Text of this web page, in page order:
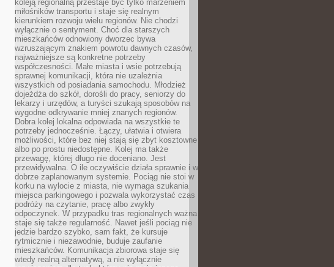
koleją regionalną przestaje być tylko marzeniem
miłośników transportu i staje się realnym
kierunkiem rozwoju wielu regionów. Nie chodzi
wyłącznie o sentyment. Choć dla starszych
mieszkańców odnowiony dworzec bywa
wzruszającym znakiem powrotu dawnych czasów,
najważniejsze są konkretne potrzeby
współczesności. Małe miasta i wsie potrzebują
sprawnej komunikacji, która nie uzależnia
wszystkich od posiadania samochodu. Młodzież
dojeżdża do szkół, dorośli do pracy, seniorzy do
lekarzy i urzędów, a turyści szukają sposobów na
wygodne odkrywanie mniej znanych regionów.
Dobra kolej lokalna odpowiada na wszystkie te
potrzeby jednocześnie. Łączy, ułatwia i otwiera
możliwości, które bez niej stają się zbyt kosztowne
albo po prostu niedostępne. Kolej ma także
przewagę, której długo nie doceniano. Jest
przewidywalna. O ile oczywiście działa sprawnie i w
dobrze zaplanowanym systemie. Pociąg nie stoi w
korku na wylocie z miasta, nie wymaga szukania
miejsca parkingowego i pozwala wykorzystać czas
podróży na czytanie, pracę albo zwykły
odpoczynek. W przypadku tras regionalnych ważna
staje się także regularność. Nawet jeśli pociąg nie
jedzie bardzo szybko, sam fakt, że kursuje
rytmicznie i niezawodnie, buduje zaufanie
mieszkańców. Komunikacja zbiorowa staje się
wtedy realną alternatywą, a nie wyłącznie